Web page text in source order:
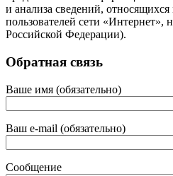
и анализа сведений,
пользователей сети «Интернет»,
Российской Федерации).
Обратная связь
Ваше имя (обязательно)
Ваш e-mail (обязательно)
Сообщение